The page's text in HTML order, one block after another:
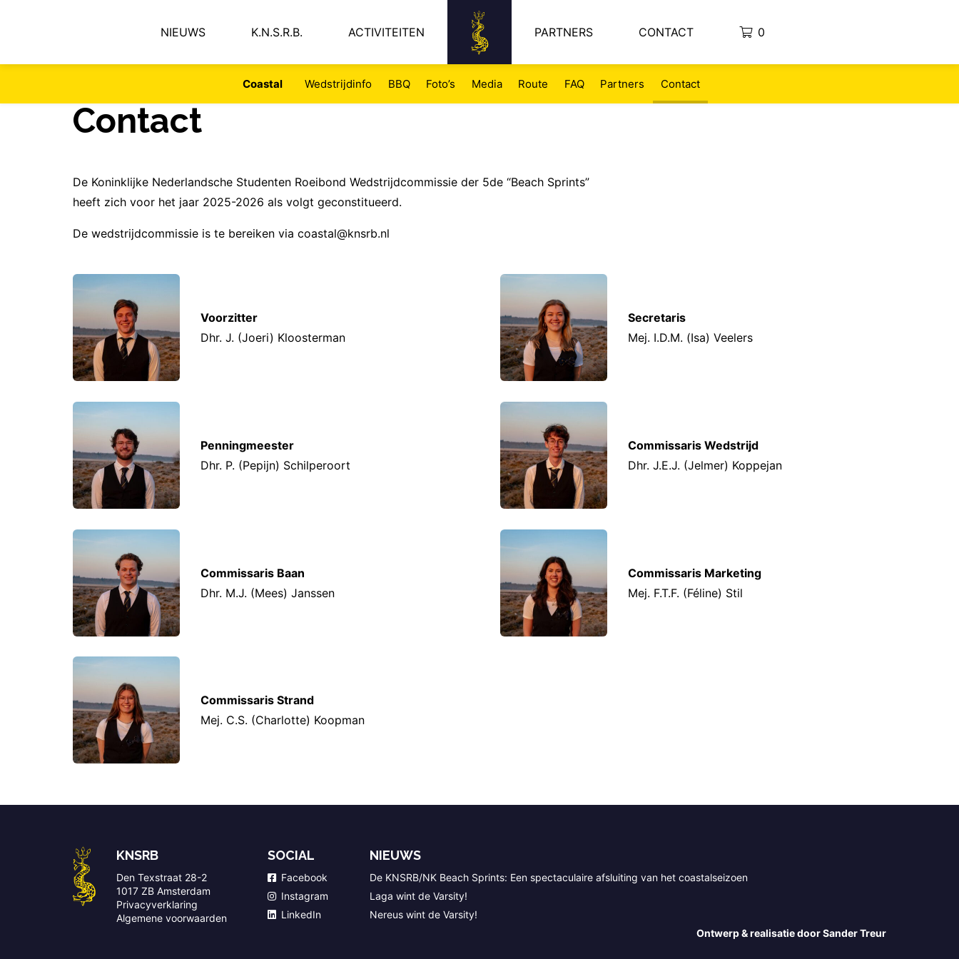
0
NIEUWS K.N.S.R.B. ACTIVITEITEN PARTNERS CONTACT
Coastal Wedstrijdinfo BBQ Foto’s Media Route FAQ Partners Contact
Contact
De Koninklijke Nederlandsche Studenten Roeibond Wedstrijdcommissie der 5de “Beach Sprints”
heeft zich voor het jaar 2025-2026 als volgt geconstitueerd.
De wedstrijdcommissie is te bereiken via coastal@knsrb.nl
Voorzitter
Dhr. J. (Joeri) Kloosterman
Secretaris
Mej. I.D.M. (Isa) Veelers
Penningmeester
Dhr. P. (Pepijn) Schilperoort
Commissaris Wedstrijd
Dhr. J.E.J. (Jelmer) Koppejan
Commissaris Baan
Dhr. M.J. (Mees) Janssen
Commissaris Marketing
Mej. F.T.F. (Féline) Stil
Commissaris Strand
Mej. C.S. (Charlotte) Koopman
KNSRB
Den Texstraat 28-2
1017 ZB Amsterdam
Privacyverklaring
Algemene voorwaarden
SOCIAL
Facebook
Instagram
LinkedIn
NIEUWS
De KNSRB/NK Beach Sprints: Een spectaculaire afsluiting van het coastalseizoen
Laga wint de Varsity!
Nereus wint de Varsity!
Ontwerp & realisatie door Sander Treur